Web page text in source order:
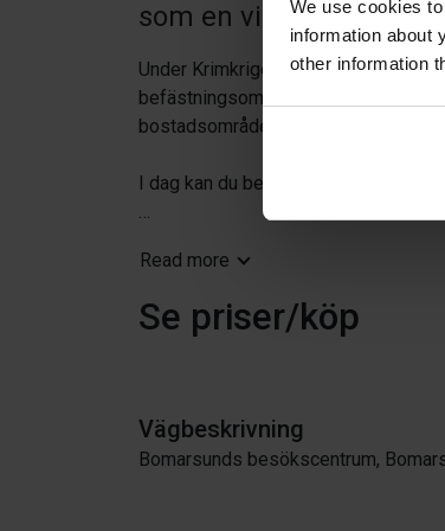
We use cookies
information about
other information
som en viktig utpost
Under Krimkriget år 1854
befästningsområde med
bostadsområden och
I dag kan du besöka det historiskt
Read more
Se priser/köp
Vägbeskrivning
Bomarsunds besökscentrum,